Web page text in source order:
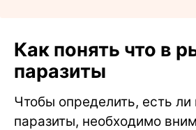
Как понять что в
паразиты
Чтобы определить, есть ли
паразиты, необходимо